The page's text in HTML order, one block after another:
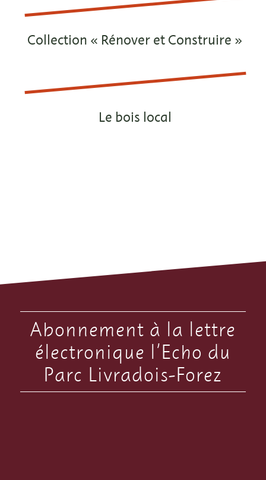
Collection « Rénover et Construire »
Le bois local
Abonnement à la lettre
électronique l’Echo du
Parc Livradois-Forez